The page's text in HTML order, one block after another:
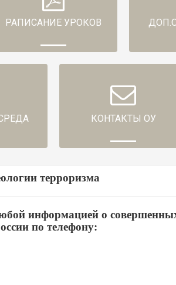
РАПИСАНИЕ УРОКОВ
КОНТАКТЫ ОУ
терроризма
информацией о
по телефону: